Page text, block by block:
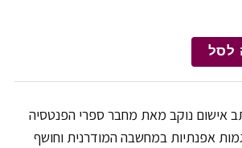
₪69.00.
הנוכחי הוא: ₪55.00.
לסל
אישום נוקב מאת מחבר ספרי הפנטסיה
אפנתיות במחשבה המודרנית וחושף